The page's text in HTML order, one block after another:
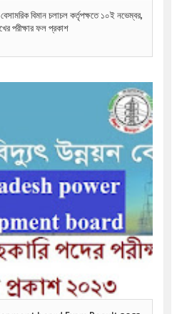
বিমান চলাচল কর্তৃপক্ষতে ১০ই নভেম্বর,
পরীক্ষার ফল প্রকাশ